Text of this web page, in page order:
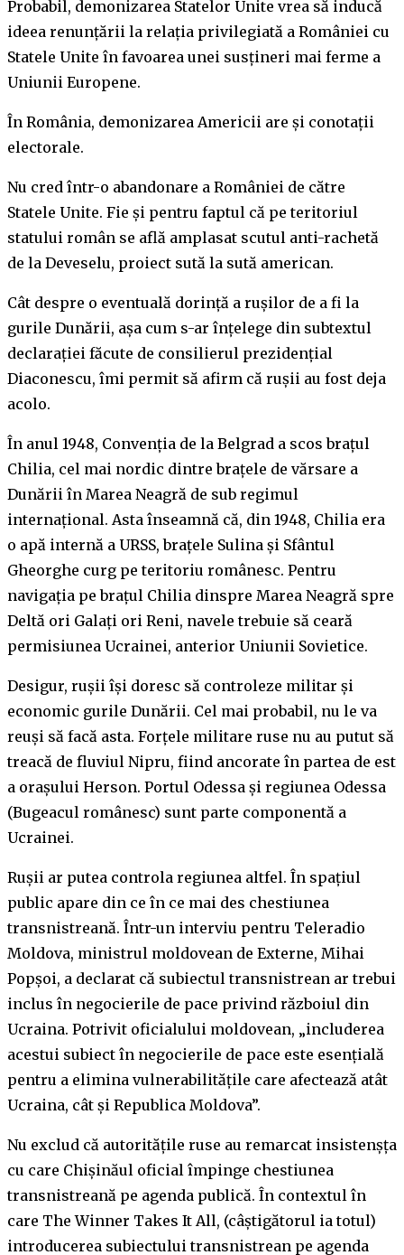
Probabil, demonizarea Statelor Unite vrea să inducă
ideea renunțării la relația privilegiată a României cu
Statele Unite în favoarea unei susțineri mai ferme a
Uniunii Europene.
În România, demonizarea Americii are și conotații
electorale.
Nu cred într-o abandonare a României de către
Statele Unite. Fie și pentru faptul că pe teritoriul
statului român se află amplasat scutul anti-rachetă
de la Deveselu, proiect sută la sută american.
Cât despre o eventuală dorință a rușilor de a fi la
gurile Dunării, așa cum s-ar înțelege din subtextul
declarației făcute de consilierul prezidențial
Diaconescu, îmi permit să afirm că rușii au fost deja
acolo.
În anul 1948, Convenția de la Belgrad a scos brațul
Chilia, cel mai nordic dintre brațele de vărsare a
Dunării în Marea Neagră de sub regimul
internațional. Asta înseamnă că, din 1948, Chilia era
o apă internă a URSS, brațele Sulina și Sfântul
Gheorghe curg pe teritoriu românesc. Pentru
navigația pe brațul Chilia dinspre Marea Neagră spre
Deltă ori Galați ori Reni, navele trebuie să ceară
permisiunea Ucrainei, anterior Uniunii Sovietice.
Desigur, rușii își doresc să controleze militar și
economic gurile Dunării. Cel mai probabil, nu le va
reuși să facă asta. Forțele militare ruse nu au putut să
treacă de fluviul Nipru, fiind ancorate în partea de est
a orașului Herson. Portul Odessa și regiunea Odessa
(Bugeacul românesc) sunt parte componentă a
Ucrainei.
Rușii ar putea controla regiunea altfel. În spațiul
public apare din ce în ce mai des chestiunea
transnistreană. Într-un interviu pentru Teleradio
Moldova, ministrul moldovean de Externe, Mihai
Popșoi, a declarat că subiectul transnistrean ar trebui
inclus în negocierile de pace privind războiul din
Ucraina. Potrivit oficialului moldovean, „includerea
acestui subiect în negocierile de pace este esențială
pentru a elimina vulnerabilitățile care afectează atât
Ucraina, cât și Republica Moldova”.
Nu exclud că autoritățile ruse au remarcat insistenșța
cu care Chișinăul oficial împinge chestiunea
transnistreană pe agenda publică. În contextul în
care The Winner Takes It All, (câștigătorul ia totul)
introducerea subiectului transnistrean pe agenda